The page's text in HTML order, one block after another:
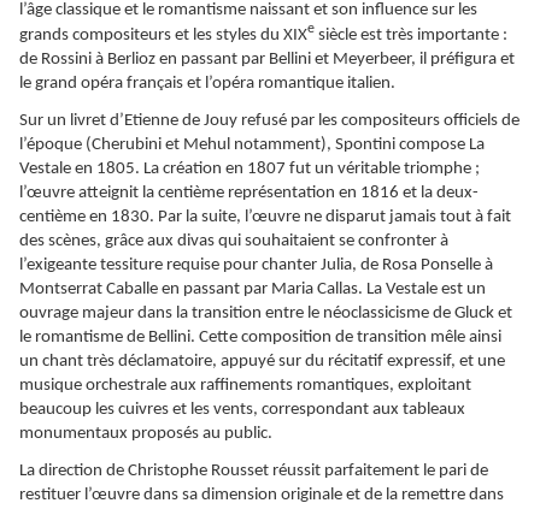
l’âge classique et le romantisme naissant et son influence sur les
grands compositeurs et les styles du XIXe siècle est très importante :
de Rossini à Berlioz en passant par Bellini et Meyerbeer, il préfigura et
le grand opéra français et l’opéra romantique italien.
Sur un livret d’Etienne de Jouy refusé par les compositeurs officiels de
l’époque (Cherubini et Mehul notamment), Spontini compose La
Vestale en 1805. La création en 1807 fut un véritable triomphe ;
l’œuvre atteignit la centième représentation en 1816 et la deux-
centième en 1830. Par la suite, l’œuvre ne disparut jamais tout à fait
des scènes, grâce aux divas qui souhaitaient se confronter à
l’exigeante tessiture requise pour chanter Julia, de Rosa Ponselle à
Montserrat Caballe en passant par Maria Callas. La Vestale est un
ouvrage majeur dans la transition entre le néoclassicisme de Gluck et
le romantisme de Bellini. Cette composition de transition mêle ainsi
un chant très déclamatoire, appuyé sur du récitatif expressif, et une
musique orchestrale aux raffinements romantiques, exploitant
beaucoup les cuivres et les vents, correspondant aux tableaux
monumentaux proposés au public.
La direction de Christophe Rousset réussit parfaitement le pari de
restituer l’œuvre dans sa dimension originale et de la remettre dans